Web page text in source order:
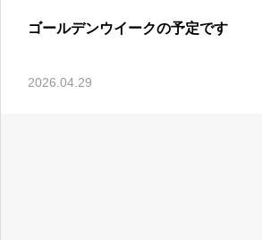
ゴールデンウイークの予定です
2026.04.29